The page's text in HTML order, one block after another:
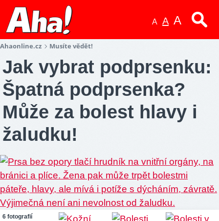
A A A
Ahaonline.cz Musíte vědět!
Jak vybrat podprsenku:
Špatná podprsenka?
Může za bolest hlavy i
žaludku!
6 fotografií